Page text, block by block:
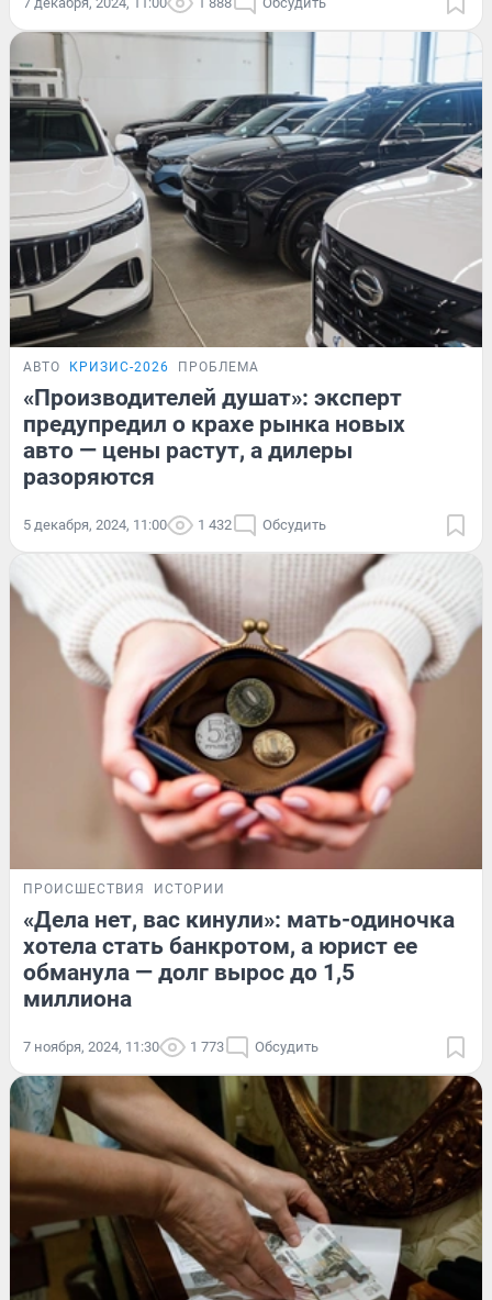
АВТО КРИЗИС-2026 ПРОБЛЕМА
«Производителей душат»: эксперт
предупредил о крахе рынка новых
авто — цены растут, а дилеры
разоряются
5 декабря, 2024, 11:00 1 432 Обсудить
ПРОИСШЕСТВИЯ ИСТОРИИ
«Дела нет, вас кинули»: мать-одиночка
хотела стать банкротом, а юрист ее
обманула — долг вырос до 1,5
миллиона
7 ноября, 2024, 11:30 1 773 Обсудить